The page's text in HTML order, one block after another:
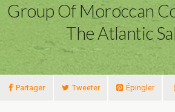
Group Of Moroccan
The Atlantic
Partager Tweeter Épingler